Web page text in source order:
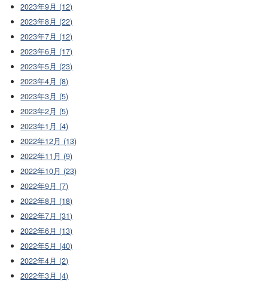
2023年9月 (12)
2023年8月 (22)
2023年7月 (12)
2023年6月 (17)
2023年5月 (23)
2023年4月 (8)
2023年3月 (5)
2023年2月 (5)
2023年1月 (4)
2022年12月 (13)
2022年11月 (9)
2022年10月 (23)
2022年9月 (7)
2022年8月 (18)
2022年7月 (31)
2022年6月 (13)
2022年5月 (40)
2022年4月 (2)
2022年3月 (4)